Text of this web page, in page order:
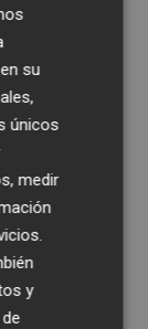
de Foios"
de
su
únicos
medir
y